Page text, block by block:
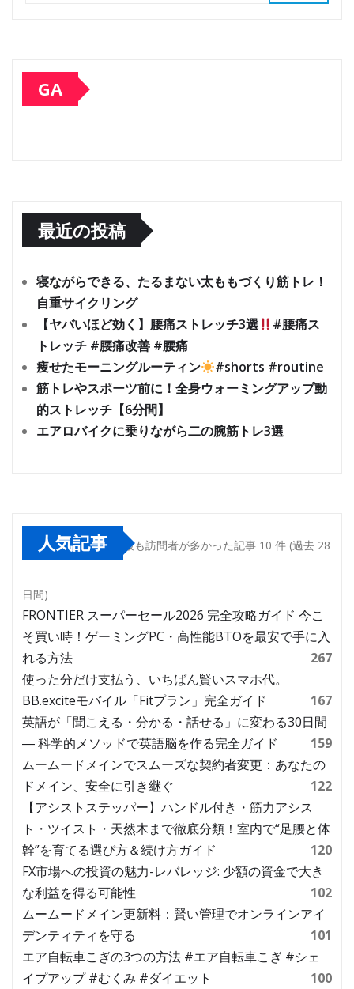
GA
最近の投稿
寝ながらできる、たるまない太ももづくり筋トレ！
自重サイクリング
【ヤバいほど効く】腰痛ストレッチ3選
#腰痛ス
トレッチ #腰痛改善 #腰痛
痩せたモーニングルーティン
#shorts #routine
筋トレやスポーツ前に！全身ウォーミングアップ動
的ストレッチ【6分間】
エアロバイクに乗りながら二の腕筋トレ3選
人気記事 最も訪問者が多かった記事 10 件 (過去 28
日間)
FRONTIER スーパーセール2026 完全攻略ガイド 今こ
そ買い時！ゲーミングPC・高性能BTOを最安で手に入
れる方法
267
使った分だけ支払う、いちばん賢いスマホ代。
BB.exciteモバイル「Fitプラン」完全ガイド
167
英語が「聞こえる・分かる・話せる」に変わる30日間
― 科学的メソッドで英語脳を作る完全ガイド
159
ムームードメインでスムーズな契約者変更：あなたの
ドメイン、安全に引き継ぐ
122
【アシストステッパー】ハンドル付き・筋力アシス
ト・ツイスト・天然木まで徹底分類！室内で“足腰と体
幹”を育てる選び方＆続け方ガイド
120
FX市場への投資の魅力-レバレッジ: 少額の資金で大き
な利益を得る可能性
102
ムームードメイン更新料：賢い管理でオンラインアイ
デンティティを守る
101
エア自転車こぎの3つの方法 #エア自転車こぎ #シェ
イプアップ #むくみ #ダイエット
100